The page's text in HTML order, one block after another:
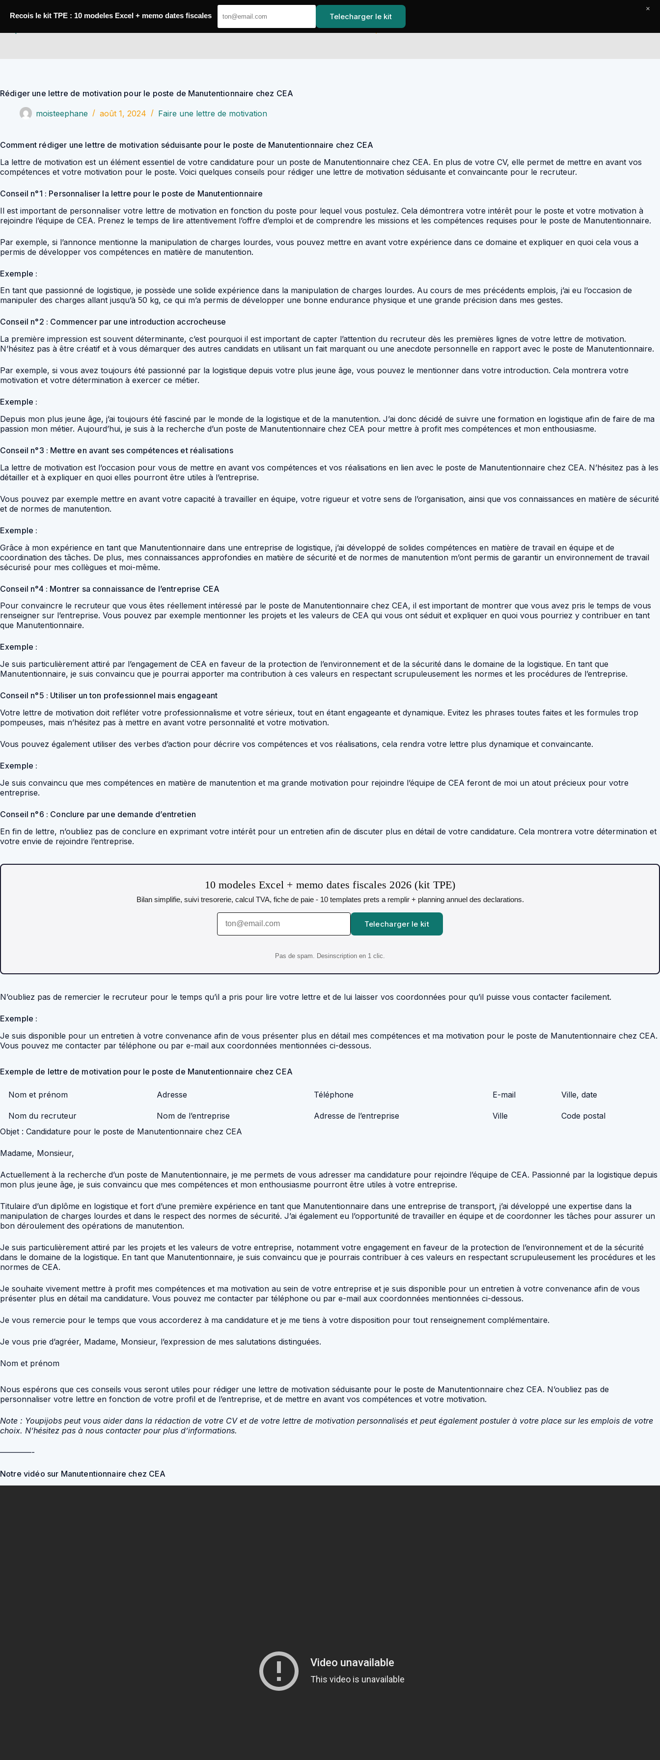
Rédiger une lettre de motivation pour le poste de Manutentionnaire chez CEA
moisteephane août 1, 2024 Faire une lettre de motivation
Comment rédiger une lettre de motivation séduisante pour le poste de Manutentionnaire chez CEA
La lettre de motivation est un élément essentiel de votre candidature pour un poste de Manutentionnaire chez CEA. En plus de votre CV, elle permet de mettre en avant vos
compétences et votre motivation pour le poste. Voici quelques conseils pour rédiger une lettre de motivation séduisante et convaincante pour le recruteur.
Conseil n°1 : Personnaliser la lettre pour le poste de Manutentionnaire
Il est important de personnaliser votre lettre de motivation en fonction du poste pour lequel vous postulez. Cela démontrera votre intérêt pour le poste et votre motivation à
rejoindre l’équipe de CEA. Prenez le temps de lire attentivement l’offre d’emploi et de comprendre les missions et les compétences requises pour le poste de Manutentionnaire.
Par exemple, si l’annonce mentionne la manipulation de charges lourdes, vous pouvez mettre en avant votre expérience dans ce domaine et expliquer en quoi cela vous a
permis de développer vos compétences en matière de manutention.
Exemple :
En tant que passionné de logistique, je possède une solide expérience dans la manipulation de charges lourdes. Au cours de mes précédents emplois, j’ai eu l’occasion de
manipuler des charges allant jusqu’à 50 kg, ce qui m’a permis de développer une bonne endurance physique et une grande précision dans mes gestes.
Conseil n°2 : Commencer par une introduction accrocheuse
La première impression est souvent déterminante, c’est pourquoi il est important de capter l’attention du recruteur dès les premières lignes de votre lettre de motivation.
N’hésitez pas à être créatif et à vous démarquer des autres candidats en utilisant un fait marquant ou une anecdote personnelle en rapport avec le poste de Manutentionnaire.
Par exemple, si vous avez toujours été passionné par la logistique depuis votre plus jeune âge, vous pouvez le mentionner dans votre introduction. Cela montrera votre
motivation et votre détermination à exercer ce métier.
Exemple :
Depuis mon plus jeune âge, j’ai toujours été fasciné par le monde de la logistique et de la manutention. J’ai donc décidé de suivre une formation en logistique afin de faire de ma
passion mon métier. Aujourd’hui, je suis à la recherche d’un poste de Manutentionnaire chez CEA pour mettre à profit mes compétences et mon enthousiasme.
Conseil n°3 : Mettre en avant ses compétences et réalisations
La lettre de motivation est l’occasion pour vous de mettre en avant vos compétences et vos réalisations en lien avec le poste de Manutentionnaire chez CEA. N’hésitez pas à les
détailler et à expliquer en quoi elles pourront être utiles à l’entreprise.
Vous pouvez par exemple mettre en avant votre capacité à travailler en équipe, votre rigueur et votre sens de l’organisation, ainsi que vos connaissances en matière de sécurité
et de normes de manutention.
Exemple :
Grâce à mon expérience en tant que Manutentionnaire dans une entreprise de logistique, j’ai développé de solides compétences en matière de travail en équipe et de
coordination des tâches. De plus, mes connaissances approfondies en matière de sécurité et de normes de manutention m’ont permis de garantir un environnement de travail
sécurisé pour mes collègues et moi-même.
Conseil n°4 : Montrer sa connaissance de l’entreprise CEA
Pour convaincre le recruteur que vous êtes réellement intéressé par le poste de Manutentionnaire chez CEA, il est important de montrer que vous avez pris le temps de vous
renseigner sur l’entreprise. Vous pouvez par exemple mentionner les projets et les valeurs de CEA qui vous ont séduit et expliquer en quoi vous pourriez y contribuer en tant
que Manutentionnaire.
Exemple :
Je suis particulièrement attiré par l’engagement de CEA en faveur de la protection de l’environnement et de la sécurité dans le domaine de la logistique. En tant que
Manutentionnaire, je suis convaincu que je pourrai apporter ma contribution à ces valeurs en respectant scrupuleusement les normes et les procédures de l’entreprise.
Conseil n°5 : Utiliser un ton professionnel mais engageant
Votre lettre de motivation doit refléter votre professionnalisme et votre sérieux, tout en étant engageante et dynamique. Evitez les phrases toutes faites et les formules trop
pompeuses, mais n’hésitez pas à mettre en avant votre personnalité et votre motivation.
Vous pouvez également utiliser des verbes d’action pour décrire vos compétences et vos réalisations, cela rendra votre lettre plus dynamique et convaincante.
Exemple :
Je suis convaincu que mes compétences en matière de manutention et ma grande motivation pour rejoindre l’équipe de CEA feront de moi un atout précieux pour votre
entreprise.
Conseil n°6 : Conclure par une demande d’entretien
En fin de lettre, n’oubliez pas de conclure en exprimant votre intérêt pour un entretien afin de discuter plus en détail de votre candidature. Cela montrera votre détermination et
votre envie de rejoindre l’entreprise.
10 modeles Excel + memo dates fiscales 2026 (kit TPE)
Bilan simplifie, suivi tresorerie, calcul TVA, fiche de paie - 10 templates prets a remplir + planning annuel des declarations.
Telecharger le kit
Pas de spam. Desinscription en 1 clic.
N’oubliez pas de remercier le recruteur pour le temps qu’il a pris pour lire votre lettre et de lui laisser vos coordonnées pour qu’il puisse vous contacter facilement.
Exemple :
Je suis disponible pour un entretien à votre convenance afin de vous présenter plus en détail mes compétences et ma motivation pour le poste de Manutentionnaire chez CEA.
Vous pouvez me contacter par téléphone ou par e-mail aux coordonnées mentionnées ci-dessous.
Exemple de lettre de motivation pour le poste de Manutentionnaire chez CEA
Nom et prénom Adresse Téléphone E-mail Ville, date
Nom du recruteur Nom de l’entreprise Adresse de l’entreprise Ville
Code postal
Objet : Candidature pour le poste de Manutentionnaire chez CEA
Madame, Monsieur,
Actuellement à la recherche d’un poste de Manutentionnaire, je me permets de vous adresser ma candidature pour rejoindre l’équipe de CEA. Passionné par la logistique depuis
mon plus jeune âge, je suis convaincu que mes compétences et mon enthousiasme pourront être utiles à votre entreprise.
Titulaire d’un diplôme en logistique et fort d’une première expérience en tant que Manutentionnaire dans une entreprise de transport, j’ai développé une expertise dans la
manipulation de charges lourdes et dans le respect des normes de sécurité. J’ai également eu l’opportunité de travailler en équipe et de coordonner les tâches pour assurer un
bon déroulement des opérations de manutention.
Je suis particulièrement attiré par les projets et les valeurs de votre entreprise, notamment votre engagement en faveur de la protection de l’environnement et de la sécurité
dans le domaine de la logistique. En tant que Manutentionnaire, je suis convaincu que je pourrais contribuer à ces valeurs en respectant scrupuleusement les procédures et les
normes de CEA.
Je souhaite vivement mettre à profit mes compétences et ma motivation au sein de votre entreprise et je suis disponible pour un entretien à votre convenance afin de vous
présenter plus en détail ma candidature. Vous pouvez me contacter par téléphone ou par e-mail aux coordonnées mentionnées ci-dessous.
Je vous remercie pour le temps que vous accorderez à ma candidature et je me tiens à votre disposition pour tout renseignement complémentaire.
Je vous prie d’agréer, Madame, Monsieur, l’expression de mes salutations distinguées.
Nom et prénom
Nous espérons que ces conseils vous seront utiles pour rédiger une lettre de motivation séduisante pour le poste de Manutentionnaire chez CEA. N’oubliez pas de
personnaliser votre lettre en fonction de votre profil et de l’entreprise, et de mettre en avant vos compétences et votre motivation.
Note : Youpijobs peut vous aider dans la rédaction de votre CV et de votre lettre de motivation personnalisés et peut également postuler à votre place sur les emplois de votre
choix. N’hésitez pas à nous contacter pour plus d’informations.
————-
Notre vidéo sur Manutentionnaire chez CEA
Recois le kit TPE : 10 modeles Excel + memo dates fiscales Telecharger le kit
×